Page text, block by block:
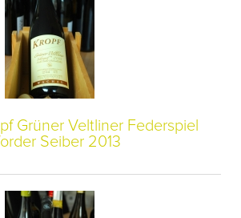
Grüner Veltliner Federspiel
Seiber 2013